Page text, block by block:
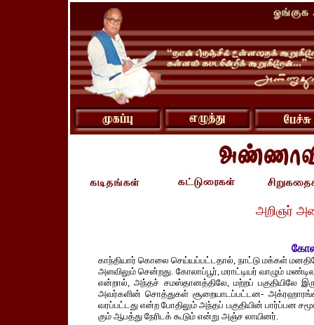
அறிஞர்
காந்தியார் கொலை செய்யப்பட்டதால், நாட்டு மக்கள்
அளவிலும் சென்றது. கோலாப்பூர், மராட்டியர் வாழும்
என்றால், அந்தச் சமஸ்தானத்திலே, மற்றப் பகுதியிலே
அவர்களின் சொத்துகள் சூறையாடப்பட்டன-
வரப்பட்டது என்ற போதிலும் அந்தப் பகுதியின் பார்ப்பன
கும் ஆபத்து நேரிடக் கூடும் என்று அஞ்ச லாயினர்.